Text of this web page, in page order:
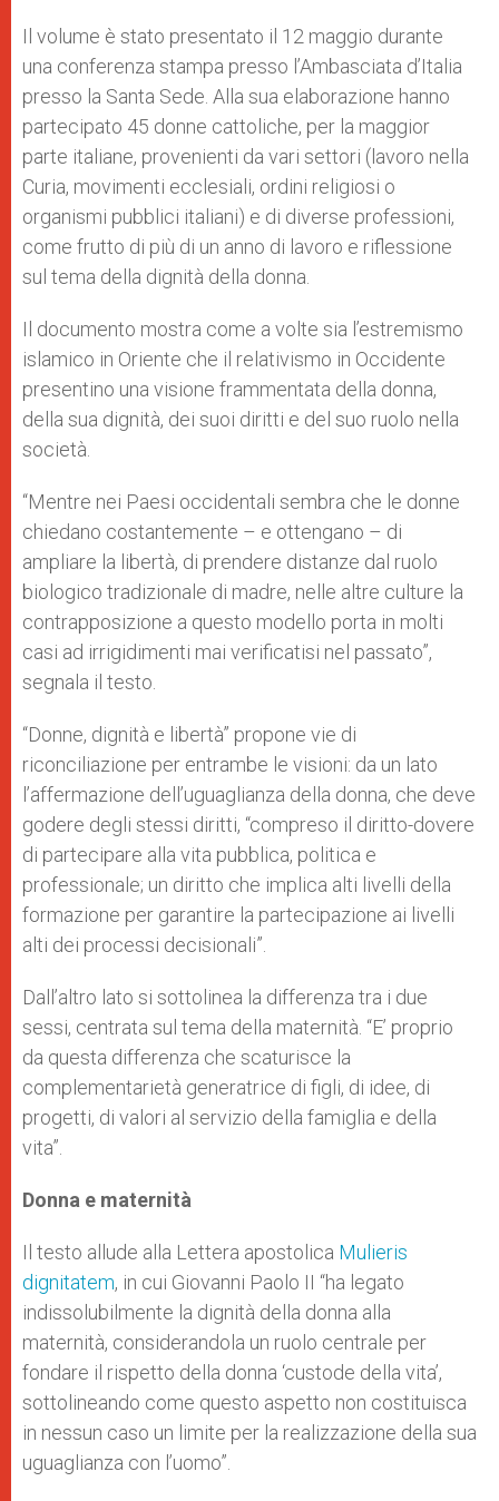
Il volume è stato presentato il 12 maggio durante
una conferenza stampa presso l’Ambasciata d’Italia
presso la Santa Sede. Alla sua elaborazione hanno
partecipato 45 donne cattoliche, per la maggior
parte italiane, provenienti da vari settori (lavoro nella
Curia, movimenti ecclesiali, ordini religiosi o
organismi pubblici italiani) e di diverse professioni,
come frutto di più di un anno di lavoro e riflessione
sul tema della dignità della donna.
Il documento mostra come a volte sia l’estremismo
islamico in Oriente che il relativismo in Occidente
presentino una visione frammentata della donna,
della sua dignità, dei suoi diritti e del suo ruolo nella
società.
“Mentre nei Paesi occidentali sembra che le donne
chiedano costantemente – e ottengano – di
ampliare la libertà, di prendere distanze dal ruolo
biologico tradizionale di madre, nelle altre culture la
contrapposizione a questo modello porta in molti
casi ad irrigidimenti mai verificatisi nel passato”,
segnala il testo.
“Donne, dignità e libertà” propone vie di
riconciliazione per entrambe le visioni: da un lato
l’affermazione dell’uguaglianza della donna, che deve
godere degli stessi diritti, “compreso il diritto-dovere
di partecipare alla vita pubblica, politica e
professionale; un diritto che implica alti livelli della
formazione per garantire la partecipazione ai livelli
alti dei processi decisionali”.
Dall’altro lato si sottolinea la differenza tra i due
sessi, centrata sul tema della maternità. “E’ proprio
da questa differenza che scaturisce la
complementarietà generatrice di figli, di idee, di
progetti, di valori al servizio della famiglia e della
vita”.
Donna e maternità
Il testo allude alla Lettera apostolica Mulieris
dignitatem, in cui Giovanni Paolo II “ha legato
indissolubilmente la dignità della donna alla
maternità, considerandola un ruolo centrale per
fondare il rispetto della donna ‘custode della vita’,
sottolineando come questo aspetto non costituisca
in nessun caso un limite per la realizzazione della sua
uguaglianza con l’uomo”.